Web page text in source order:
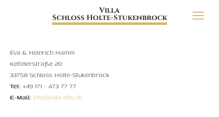
Villa
Schloss Holte-Stukenbrock
Eva & Heinrich Hamm
Kettelerstraße 20
33758 Schloss Holte-Stukenbrock
Tel: +49 171 - 473 77 77
E-Mail: info@villa-shs.de